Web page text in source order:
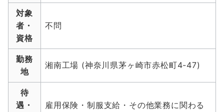
対象
者・
資格
不問
勤務
地
湘南工場 (神奈川県茅ヶ崎市赤松町4-47)
待
遇・
雇用保険・制服支給・その他業務に関わる